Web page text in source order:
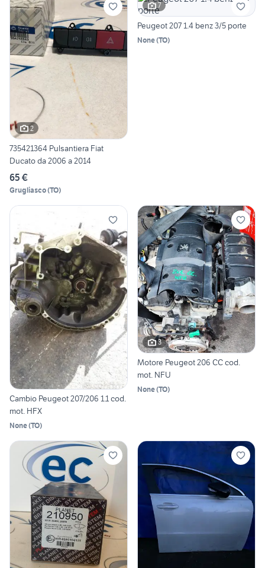
2
735421364 Pulsantiera Fiat
Ducato da 2006 a 2014
65 €
Grugliasco(TO)
7
Peugeot 207 1.4 benz 3/5 porte
None(TO)
Cambio Peugeot 207/206 1.1 cod.
mot. HFX
None(TO)
3
Motore Peugeot 206 CC cod.
mot. NFU
None(TO)